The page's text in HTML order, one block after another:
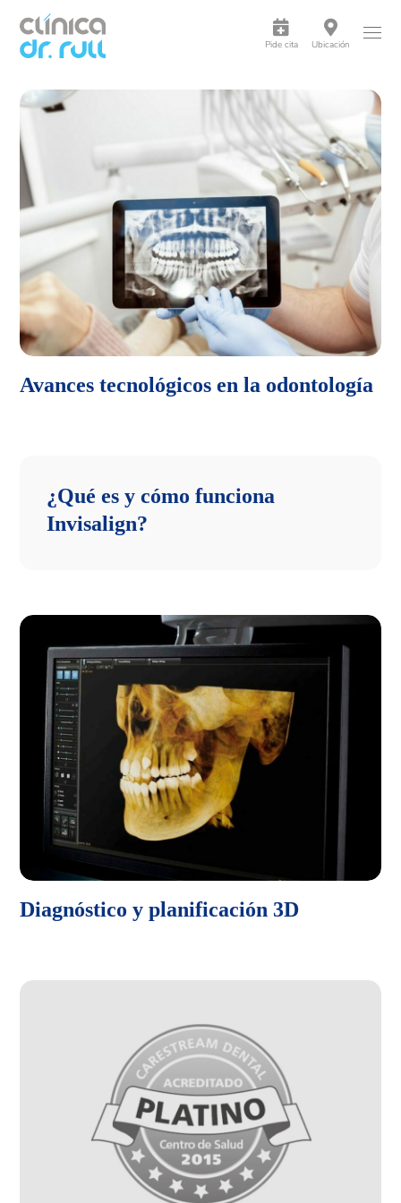
Pide cita Ubicación
Avances tecnológicos en la odontología
¿Qué es y cómo funciona
Invisalign?
Diagnóstico y planificación 3D